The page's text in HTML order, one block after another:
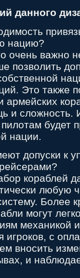
данного
нацию?
важно
позволить
Это также
армейских
и сложность.
будет
нации.
допуски к
кораблей
любую
Более
могут
механикой
игроков, с
вносить
и